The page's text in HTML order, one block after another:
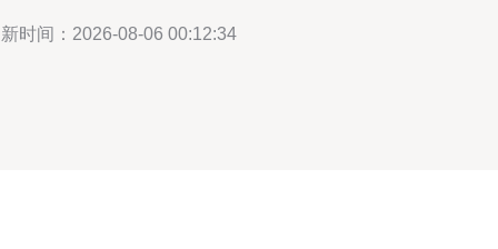
时间：2026-08-06 00:12:34